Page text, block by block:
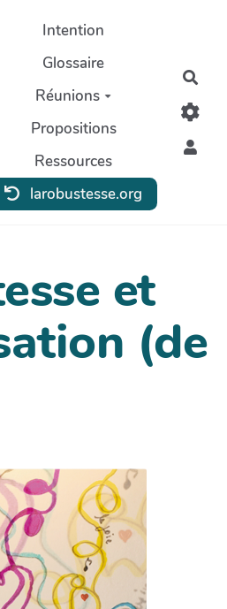
Intention
Glossaire
Réunions
Propositions
Ressources
larobustesse.org
et
(de